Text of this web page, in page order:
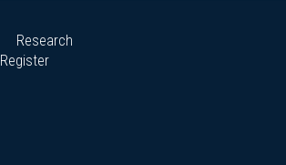
Research
Register